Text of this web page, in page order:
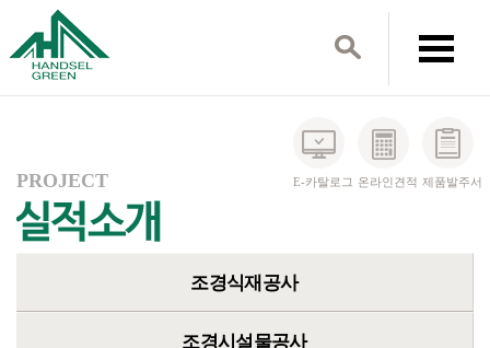
E-카탈로그 온라인견적 제품발주서
PROJECT
조경식재공사
조경시설물공사